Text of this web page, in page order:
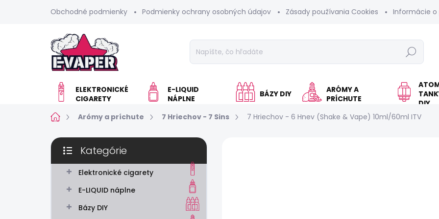
Obchodné podmienky Podmienky ochrany osobných údajov Zásady používania Cookies Informácie o
Hľadať
ELEKTRONICKÉ
CIGARETY
E-LIQUID
NÁPLNE
BÁZY DIY
ARÓMY A
PRÍCHUTE
DIY
DomovArómy a príchute 7 Hriechov - 7 Sins 7 Hriechov - 6 Hnev (Shake & Vape) 10ml/60ml ITV
B
č
Preskočiť
kategórie
Kategórie
Elektronické cigarety
E-LIQUID náplne
Bázy DIY